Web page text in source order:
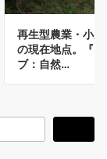
再生型農業・小
の現在地点。『
ブ：自然…